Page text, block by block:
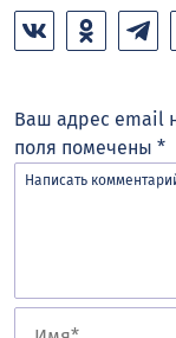
Ваш адрес email
поля помечены *